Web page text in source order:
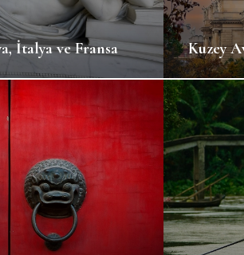
İtalya ve Fransa Kuzey